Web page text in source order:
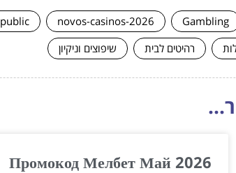
Gambling
novos-casinos-2026
public
רהיטים לבית שיפוצים וניקיון
Промокод Мелбет Май 2026